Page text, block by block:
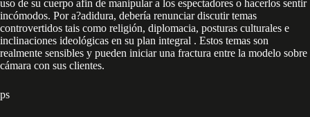
uso de su cuerpo afin de manipular a los espectadores o hacerlos sentir
incómodos. Por a?adidura, debería renunciar discutir temas
controvertidos tais como religión, diplomacia, posturas culturales e
inclinaciones ideológicas en su plan integral . Estos temas son
realmente sensibles y pueden iniciar una fractura entre la modelo sobre
cámara con sus clientes.
ps